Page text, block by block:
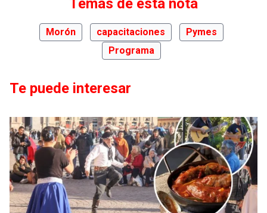
Temas de esta nota
Morón capacitaciones
Pymes
Programa
Te puede interesar